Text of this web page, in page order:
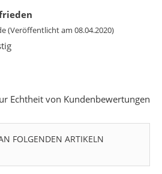
(Veröffentlicht am 08.04.2020)
Echtheit von Kundenbewertungen
FOLGENDEN ARTIKELN